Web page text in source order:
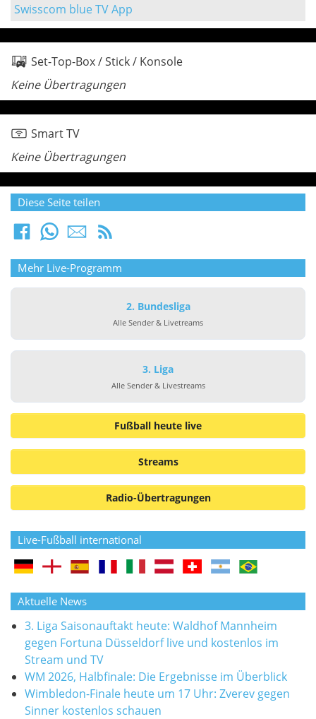
Swisscom blue TV App
Set-Top-Box / Stick / Konsole
Keine Übertragungen
Smart TV
Keine Übertragungen
Diese Seite teilen
Mehr Live-Programm
2. Bundesliga
Alle Sender & Livetreams
3. Liga
Alle Sender & Livestreams
Fußball heute live
Streams
Radio-Übertragungen
Live-Fußball international
Aktuelle News
3. Liga Saisonauftakt heute: Waldhof Mannheim
gegen Fortuna Düsseldorf live und kostenlos im
Stream und TV
WM 2026, Halbfinale: Die Ergebnisse im Überblick
Wimbledon-Finale heute um 17 Uhr: Zverev gegen
Sinner kostenlos schauen